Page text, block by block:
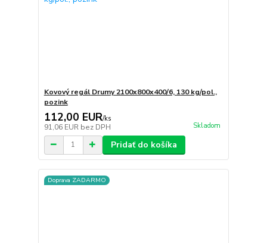
Kovový regál Drumy 2100x800x400/6, 130 kg/pol.,
pozink
112,00 EUR/ks
91,06 EUR bez DPH Skladom
Pridať do košíka
Doprava ZADARMO